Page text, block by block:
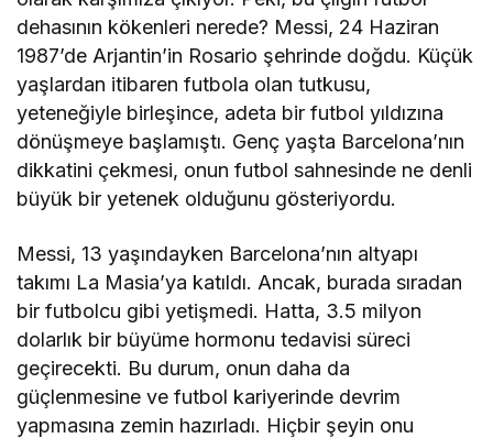
dehasının kökenleri nerede? Messi, 24 Haziran
1987’de Arjantin’in Rosario şehrinde doğdu. Küçük
yaşlardan itibaren futbola olan tutkusu,
yeteneğiyle birleşince, adeta bir futbol yıldızına
dönüşmeye başlamıştı. Genç yaşta Barcelona’nın
dikkatini çekmesi, onun futbol sahnesinde ne denli
büyük bir yetenek olduğunu gösteriyordu.
Messi, 13 yaşındayken Barcelona’nın altyapı
takımı La Masia’ya katıldı. Ancak, burada sıradan
bir futbolcu gibi yetişmedi. Hatta, 3.5 milyon
dolarlık bir büyüme hormonu tedavisi süreci
geçirecekti. Bu durum, onun daha da
güçlenmesine ve futbol kariyerinde devrim
yapmasına zemin hazırladı. Hiçbir şeyin onu